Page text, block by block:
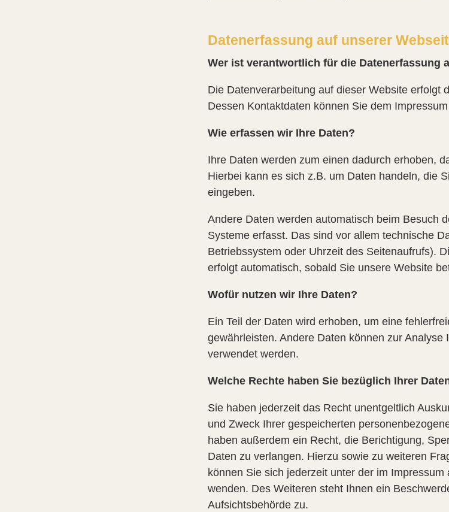
Datenerfassung auf unserer
Wer ist verantwortlich für die Datenerfassung
Die Datenverarbeitung auf dieser Website erfolgt
Dessen Kontaktdaten können Sie dem
Wie erfassen wir Ihre Daten?
Ihre Daten werden zum einen dadurch erhoben,
Hierbei kann es sich z.B. um Daten handeln, die
eingeben.
Andere Daten werden automatisch beim Besuch
Systeme erfasst. Das sind vor allem technische
Betriebssystem oder Uhrzeit des Seitenaufrufs).
erfolgt automatisch, sobald Sie unsere Website
Wofür nutzen wir Ihre Daten?
Ein Teil der Daten wird erhoben, um eine
gewährleisten. Andere Daten können zur Analyse
verwendet werden.
Welche Rechte haben Sie bezüglich Ihrer
Sie haben jederzeit das Recht unentgeltlich
und Zweck Ihrer gespeicherten
haben außerdem ein Recht, die Berichtigung,
Daten zu verlangen. Hierzu sowie zu weiteren
können Sie sich jederzeit unter der im
wenden. Des Weiteren steht Ihnen ein
Aufsichtsbehörde zu.